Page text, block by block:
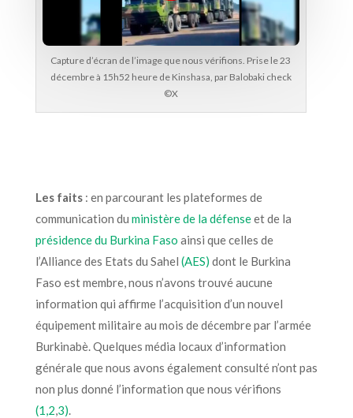
Capture d’écran de l’image que nous vérifions. Prise le 23
décembre à 15h52 heure de Kinshasa, par Balobaki check
©️X
Les faits: en parcourant les plateformes de
communication du ministère de la défenseet de la
présidence du Burkina Faso ainsi que celles de
l’Alliance des Etats du Sahel (AES) dont le Burkina
Faso est membre, nous n’avons trouvé aucune
information qui affirme l’acquisition d’un nouvel
équipement militaire au mois de décembre par l’armée
Burkinabè. Quelques média locaux d’information
générale que nous avons également consulté n’ont pas
non plus donné l’information que nous vérifions
(1,2,3).